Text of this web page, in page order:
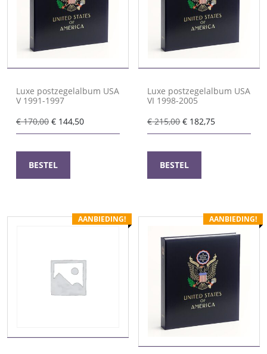
Luxe postzegelalbum USA
V 1991-1997
€170,00 Oorspronkelijke
prijs
€ 170,00.
€ 144,50Huidige
prijs
BESTEL
Luxe postzegelalbum USA
VI 1998-2005
€215,00Oorspronkelijke
prijs
€ 215,00.
€ 182,75Huidige
prijs
BESTEL
AANBIEDING! AANBIEDING!